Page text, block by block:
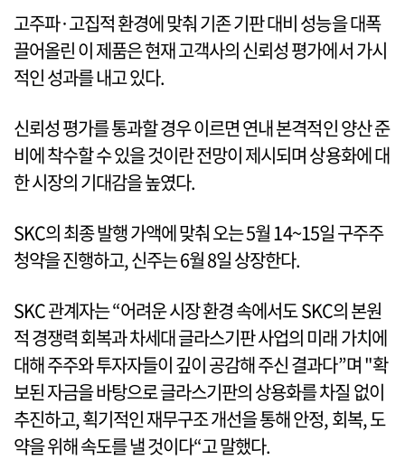
고주파·고집적 환경에 맞춰 기존 기판 대비 성능을 대폭
끌어올린 이 제품은 현재 고객사의 신뢰성 평가에서 가시
적인 성과를 내고 있다.
신뢰성 평가를 통과할 경우 이르면 연내 본격적인 양산 준
비에 착수할 수 있을 것이란 전망이 제시되며 상용화에 대
한 시장의 기대감을 높였다.
SKC의 최종 발행 가액에 맞춰 오는 5월 14~15일 구주주
청약을 진행하고, 신주는 6월 8일 상장한다.
SKC 관계자는 “어려운 시장 환경 속에서도 SKC의 본원
적 경쟁력 회복과 차세대 글라스기판 사업의 미래 가치에
대해 주주와 투자자들이 깊이 공감해 주신 결과다”며 "확
보된 자금을 바탕으로 글라스기판의 상용화를 차질 없이
추진하고, 획기적인 재무구조 개선을 통해 안정, 회복, 도
약을 위해 속도를 낼 것이다“고 말했다.